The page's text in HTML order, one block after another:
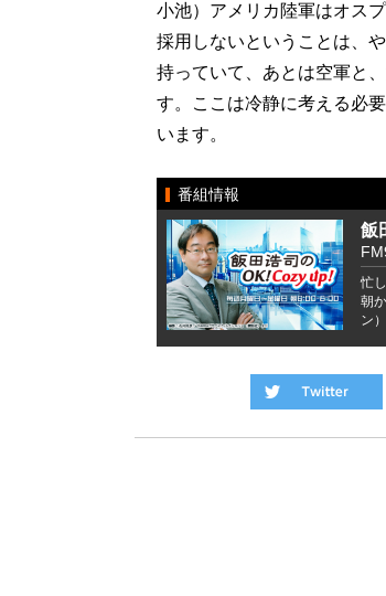
小池）アメリカ陸軍はオス
採用しないということは、
持っていて、あとは空軍と
す。ここは冷静に考える必
います。
番組情報
飯
忙
朝
ン